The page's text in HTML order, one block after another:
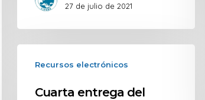
27 de julio de 2021
Recursos electrónicos
Cuarta entrega del